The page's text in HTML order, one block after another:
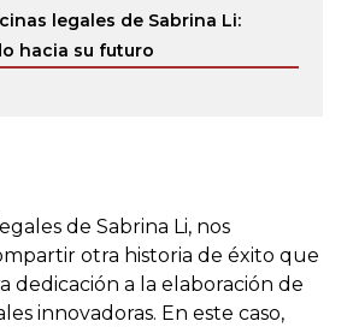
legales de Sabrina Li:
hacia su futuro
de Sabrina Li, nos
otra historia de éxito que
dedicación a la elaboración de
innovadoras. En este caso,